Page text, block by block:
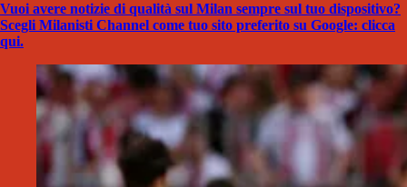
Vuoi avere notizie di qualità sul Milan sempre sul tuo dispositivo?
Scegli Milanisti Channel come tuo sito preferito su Google: clicca
qui.